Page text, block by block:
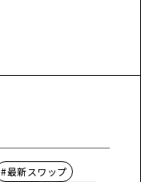
#最新スワップ